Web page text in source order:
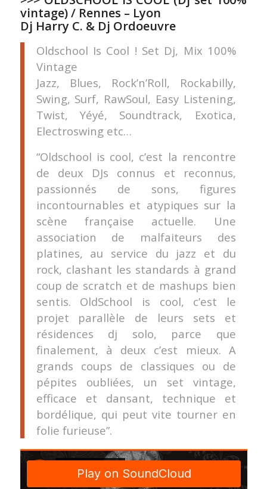
vintage) / Rennes – Lyon
Dj Harry C. & Dj Ordoeuvre
Oldschool Is Cool ! Set Dj, Mix 100%
Vintage
Jazz, Blues, Rock’n’Roll, Rockabilly,
Swing, Surf, RawSoul, Easy Listening,
Twist, Yéyé, Soundtrack, Exotica,
Electroswing etc…
“Oldschool is cool, c’est la rencontre
de deux DJs connus et reconnus,
passionnés de sons, figures
incontournables et atypiques sur la
scène française actuelle. Une
association de malfaiteurs des
platines, au service du jazz et du
rock, clashant les standards à grand
coup de scratch et de mashups bien
sentis. OldSchool is cool, c’est le
projet parallèle de leurs sets et
résidences dj solo, parce que
finalement, à deux c’est mieux. A
grands coups de classiques ou de
pépites oubliées, un set vintage,
efficace et dansant, technique et
bordélique, qui peut vite tourner en
folie furieuse”.